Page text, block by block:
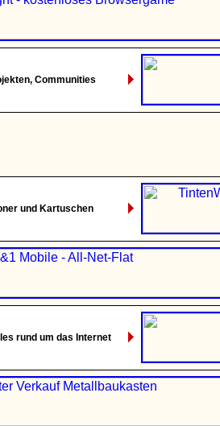
Communities
und Kartuschen
rund um das Internet